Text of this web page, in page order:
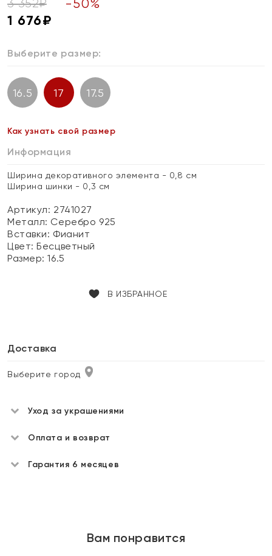
3 352₽ -50%
1 676₽
Выберите размер:
16.5 17 17.5
Как узнать свой размер
Информация
Ширина декоративного элемента - 0,8 см
Ширина шинки - 0,3 см
Артикул: 2741027
Металл: Серебро 925
Вставки: Фианит
Цвет:Бесцветный
Размер:16.5
В ИЗБРАННОЕ
Доставка
Выберите город
Уход за украшениями
Оплата и возврат
Гарантия 6 месяцев
Вам понравится